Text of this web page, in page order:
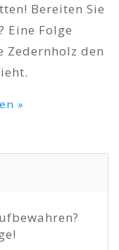
Bereiten Sie
Folge
Zedernholz den
»